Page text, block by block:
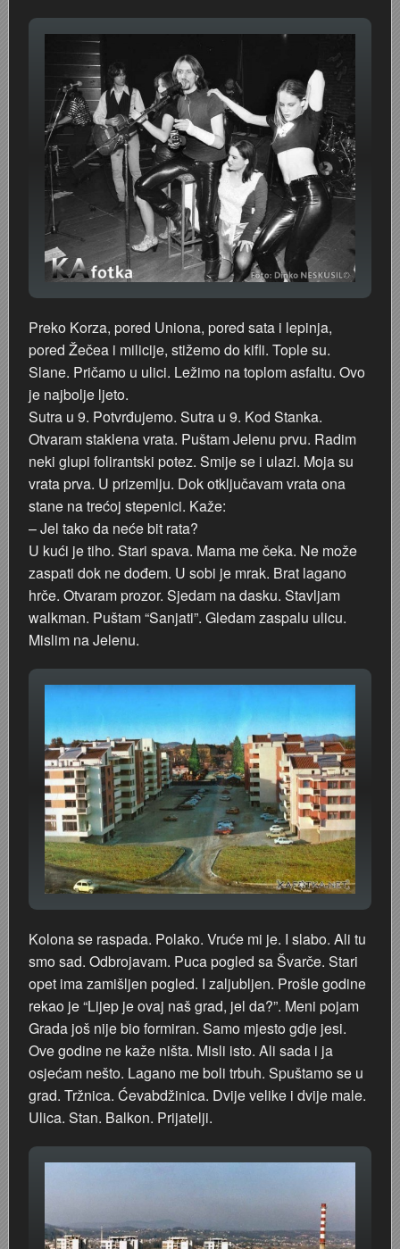
Preko Korza, pored Uniona, pored sata i lepinja,
pored Žečea i milicije, stižemo do kifli. Tople su.
Slane. Pričamo u ulici. Ležimo na toplom asfaltu. Ovo
je najbolje ljeto.
Sutra u 9. Potvrđujemo. Sutra u 9. Kod Stanka.
Otvaram staklena vrata. Puštam Jelenu prvu. Radim
neki glupi folirantski potez. Smije se i ulazi. Moja su
vrata prva. U prizemlju. Dok otključavam vrata ona
stane na trećoj stepenici. Kaže:
– Jel tako da neće bit rata?
U kući je tiho. Stari spava. Mama me čeka. Ne može
zaspati dok ne dođem. U sobi je mrak. Brat lagano
hrče. Otvaram prozor. Sjedam na dasku. Stavljam
walkman. Puštam “Sanjati”. Gledam zaspalu ulicu.
Mislim na Jelenu.
Kolona se raspada. Polako. Vruće mi je. I slabo. Ali tu
smo sad. Odbrojavam. Puca pogled sa Švarče. Stari
opet ima zamišljen pogled. I zaljubljen. Prošle godine
rekao je “Lijep je ovaj naš grad, jel da?”. Meni pojam
Grada još nije bio formiran. Samo mjesto gdje jesi.
Ove godine ne kaže ništa. Misli isto. Ali sada i ja
osjećam nešto. Lagano me boli trbuh. Spuštamo se u
grad. Tržnica. Ćevabdžinica. Dvije velike i dvije male.
Ulica. Stan. Balkon. Prijatelji.